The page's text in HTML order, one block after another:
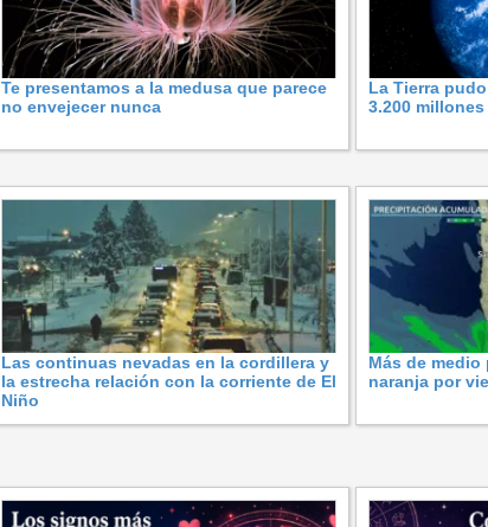
Te presentamos a la medusa que parece
no envejecer nunca
La Tierra
3.200
Las continuas nevadas en la cordillera y
la estrecha relación con la corriente de El
Niño
Más de medio
naranja por